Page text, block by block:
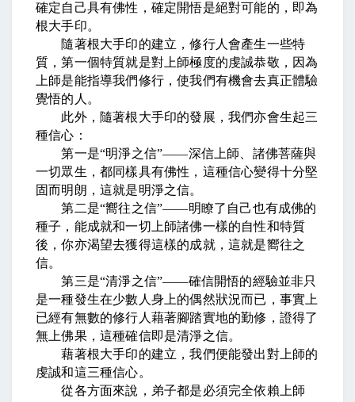
確定自己具有佛性，確定開悟是絕對可能的，即為
根大手印。
隨著根大手印的建立，修行人會產生一些特
質，第一個特質就是對上師極度的虔誠恭敬，因為
上師是能指導我們修行，使我們有機會去真正體驗
覺悟的人。
此外，隨著根大手印的發展，我們亦會生起三
種信心：
第一是“明淨之信”——深信上師、諸佛菩薩與
一切眾生，都同樣具有佛性，這種信心變得十分堅
固而明朗，這就是明淨之信。
第二是“嚮往之信”——明瞭了自己也有成佛的
種子，能成就和一切上師諸佛一樣的自性和特質
後，你亦渴望去獲得這樣的成就，這就是嚮往之
信。
第三是“清淨之信”——確信開悟的經驗並非只
是一種發生在少數人身上的偶然狀況而已，事實上
已經有無數的修行人藉著腳踏實地的勤修，證得了
無上佛果，這種確信即是清淨之信。
藉著根大手印的建立，我們便能發出對上師的
虔誠和這三種信心。
從各方面來說，弟子都是必須完全依賴上師